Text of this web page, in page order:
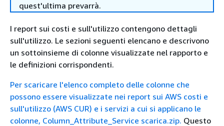
quest'ultima prevarrà.
I report sui costi e sull'utilizzo contengono dettagli
sull'utilizzo. Le sezioni seguenti elencano e descrivono
un sottoinsieme di colonne visualizzate nel rapporto e
le definizioni corrispondenti.
Per scaricare l'elenco completo delle colonne che
possono essere visualizzate nei report sui AWS costi e
sull'utilizzo (AWS CUR) e i servizi a cui si applicano le
colonne, Column_Attribute_Service scarica.zip. Questo